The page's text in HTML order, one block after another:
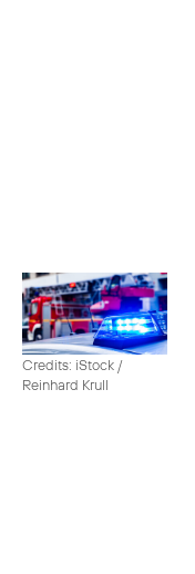
Credits: iStock /
Reinhard Krull